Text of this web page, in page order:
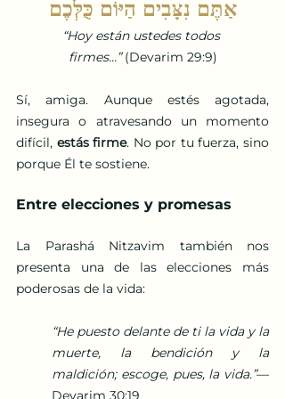
אַתֶּם נִצָּבִים הַיּוֹם כֻּלְּכֶם
“Hoy están ustedes todos
firmes…” (Devarim 29:9)
Sí, amiga. Aunque estés agotada,
insegura o atravesando un momento
difícil, estás firme. No por tu fuerza, sino
porque Él te sostiene.
Entre elecciones y promesas
La Parashá Nitzavim también nos
presenta una de las elecciones más
poderosas de la vida:
“He puesto delante de ti la vida y la
muerte, la bendición y la
maldición; escoge, pues, la vida.”—
Devarim 30:19